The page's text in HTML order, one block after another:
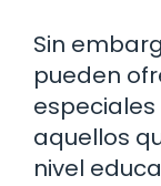
Sin
pueden
aquellos
nivel